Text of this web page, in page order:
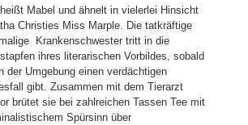
Mabel und ähnelt in vielerlei Hinsicht
Christies Miss Marple. Die tatkräftige
Krankenschwester tritt in die
ihres literarischen Vorbildes, sobald
der Umgebung einen verdächtigen
gibt. Zusammen mit dem Tierarzt
brütet sie bei zahlreichen Tassen Tee mit
Spürsinn über